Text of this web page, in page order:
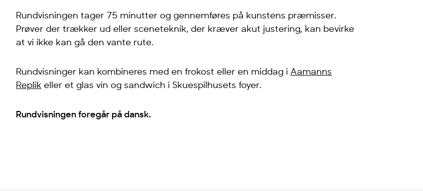
Rundvisningen tager 75 minutter og gennemføres på kunstens præmisser.
Prøver der trækker ud eller sceneteknik, der kræver akut justering, kan bevirke
at vi ikke kan gå den vante rute.
Rundvisninger kan kombineres med en frokost eller en middag i Aamanns
Replik eller et glas vin og sandwich i Skuespilhusets foyer.
Rundvisningen foregår på dansk.